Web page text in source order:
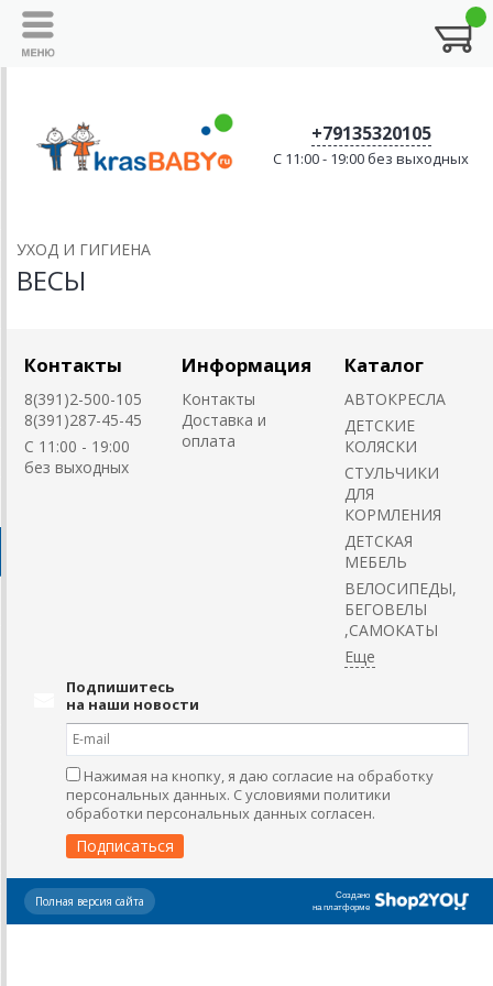
+79135320105
C 11:00 - 19:00 без выходных
УХОД И ГИГИЕНА
ВЕСЫ
Контакты
8(391)2-500-105
8(391)287-45-45
C 11:00 - 19:00
без выходных
Информация
Контакты
Доставка и
оплата
Каталог
АВТОКРЕСЛА
ДЕТСКИЕ
КОЛЯСКИ
CТУЛЬЧИКИ
ДЛЯ
КОРМЛЕНИЯ
ДЕТСКАЯ
МЕБЕЛЬ
ВЕЛОСИПЕДЫ,
БЕГОВЕЛЫ
,САМОКАТЫ
Подпишитесь
на наши новости
Нажимая на кнопку, я даю согласие на обработку
персональных данных. С условиями политики
обработки персональных данных согласен.
Создано
на платформе
Полная версия сайта